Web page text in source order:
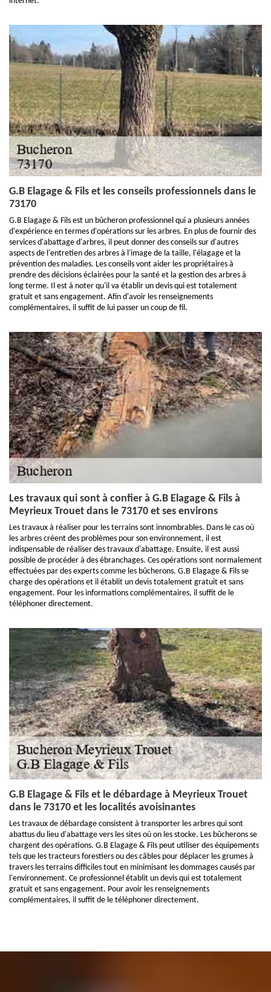
G.B Elagage & Fils et les conseils professionnels dans le
73170
G.B Elagage & Fils est un bûcheron professionnel qui a plusieurs années
d'expérience en termes d'opérations sur les arbres. En plus de fournir des
services d'abattage d'arbres, il peut donner des conseils sur d'autres
aspects de l'entretien des arbres à l'image de la taille, l'élagage et la
prévention des maladies. Les conseils vont aider les propriétaires à
prendre des décisions éclairées pour la santé et la gestion des arbres à
long terme. Il est à noter qu'il va établir un devis qui est totalement
gratuit et sans engagement. Afin d'avoir les renseignements
complémentaires, il suffit de lui passer un coup de fil.
Les travaux qui sont à confier à G.B Elagage & Fils à
Meyrieux Trouet dans le 73170 et ses environs
Les travaux à réaliser pour les terrains sont innombrables. Dans le cas où
les arbres créent des problèmes pour son environnement, il est
indispensable de réaliser des travaux d'abattage. Ensuite, il est aussi
possible de procéder à des ébranchages. Ces opérations sont normalement
effectuées par des experts comme les bûcherons. G.B Elagage & Fils se
charge des opérations et il établit un devis totalement gratuit et sans
engagement. Pour les informations complémentaires, il suffit de le
téléphoner directement.
G.B Elagage & Fils et le débardage à Meyrieux Trouet
dans le 73170 et les localités avoisinantes
Les travaux de débardage consistent à transporter les arbres qui sont
abattus du lieu d'abattage vers les sites où on les stocke. Les bûcherons se
chargent des opérations. G.B Elagage & Fils peut utiliser des équipements
tels que les tracteurs forestiers ou des câbles pour déplacer les grumes à
travers les terrains difficiles tout en minimisant les dommages causés par
l'environnement. Ce professionnel établit un devis qui est totalement
gratuit et sans engagement. Pour avoir les renseignements
complémentaires, il suffit de le téléphoner directement.